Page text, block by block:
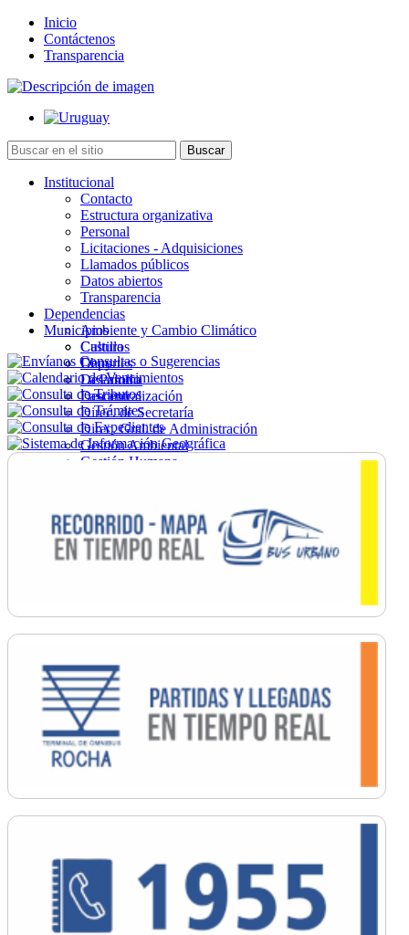
Inicio
Contáctenos
Transparencia
Institucional
Contacto
Estructura organizativa
Personal
Licitaciones - Adquisiciones
Llamados públicos
Datos abiertos
Transparencia
Dependencias
Ambiente y Cambio Climático
Cultura
Deportes
Desarrollo
Descentralización
Direc. de Secretaría
Direc. Gral. de Administración
Gestión Ambiental
Gestión Humana
Ordenamiento
Promoción Social
Salud
Secretaría General
Municipios
Castillos
Chuy
La Paloma
Lascano